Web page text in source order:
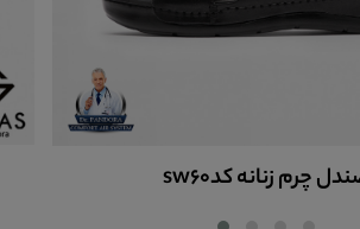
صندل چرم زنانه sw90